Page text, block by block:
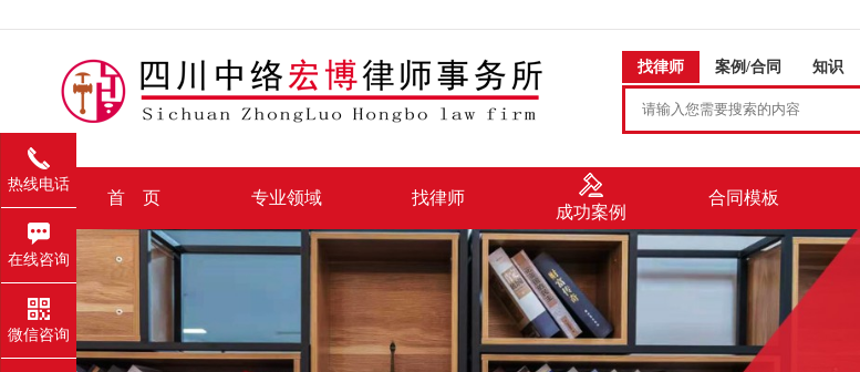
找律师 案例/合同 知识
首 页 专业领域 找律师
成功案例
合同模板
热线电话
在线咨询
微信咨询